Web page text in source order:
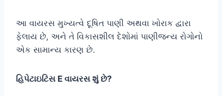
આ વાયરસ મુખ્યત્વે દૂષિત પાણી અથવા ખોરાક દ્વારા
ફેલાય છે, અને તે વિકાસશીલ દેશોમાં પાણીજન્ય રોગોનો
એક સામાન્ય કારણ છે.
હિપેટાઇટિસ E વાયરસ શું છે?